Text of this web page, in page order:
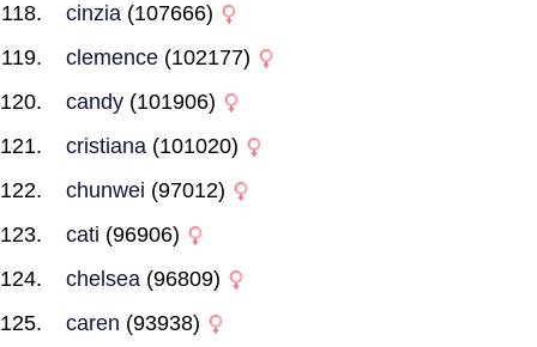
cinzia (107666)
clemence (102177)
candy (101906)
cristiana (101020)
chunwei (97012)
cati (96906)
chelsea (96809)
caren (93938)